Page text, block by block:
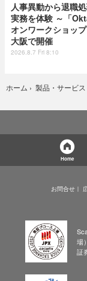
人事異動から退職
実務を体験 ～「
オンワークショッ
大阪で開催
2026.8.7 Fri 8:10
ホーム › 製品・サービス
Home
お問合せ
場
証